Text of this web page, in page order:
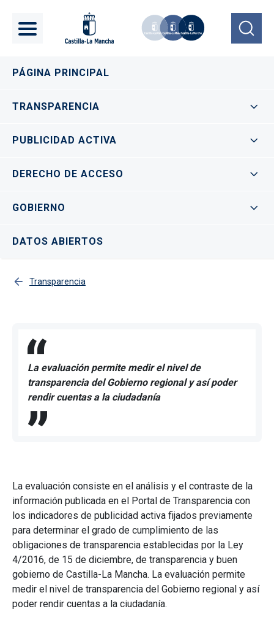
Navegación principal
PÁGINA PRINCIPAL
TRANSPARENCIA
PUBLICIDAD ACTIVA
DERECHO DE ACCESO
GOBIERNO
DATOS ABIERTOS
Transparencia
La evaluación permite medir el nivel de
transparencia del Gobierno regional y así poder
rendir cuentas a la ciudadanía
La evaluación consiste en el análisis y el contraste de la
información publicada en el Portal de Transparencia con
los indicadores de publicidad activa fijados previamente
para determinar el grado de cumplimiento de las
obligaciones de transparencia establecidas por la Ley
4/2016, de 15 de diciembre, de transparencia y buen
gobierno de Castilla-La Mancha. La evaluación permite
medir el nivel de transparencia del Gobierno regional y así
poder rendir cuentas a la ciudadanía.